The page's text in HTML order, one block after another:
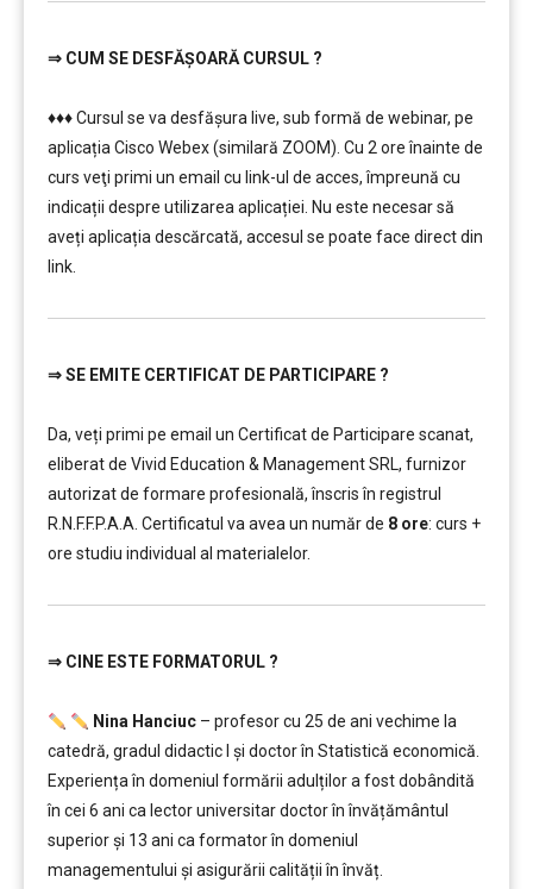
⇒ CUM SE DESFĂȘOARĂ CURSUL ?
♦♦♦ Cursul se va desfășura live, sub formă de webinar, pe
aplicația Cisco Webex (similară ZOOM). Cu 2 ore înainte de
curs veţi primi un email cu link-ul de acces, împreună cu
indicații despre utilizarea aplicației. Nu este necesar să
aveți aplicația descărcată, accesul se poate face direct din
link.
⇒SE EMITE CERTIFICAT DE PARTICIPARE ?
Da, veți primi pe email un Certificat de Participare scanat,
eliberat de Vivid Education & Management SRL, furnizor
autorizat de formare profesională, înscris în registrul
R.N.F.F.P.A.A. Certificatul va avea un număr de 8 ore: curs +
ore studiu individual al materialelor.
⇒ CINE ESTE FORMATORUL ?
Nina Hanciuc– profesor cu 25 de ani vechime la
catedră, gradul didactic I şi doctor în Statistică economică.
Experiența în domeniul formării adulților a fost dobândită
în cei 6 ani ca lector universitar doctor în învățământul
superior şi 13 ani ca formator în domeniul
managementului şi asigurării calității în învăț.